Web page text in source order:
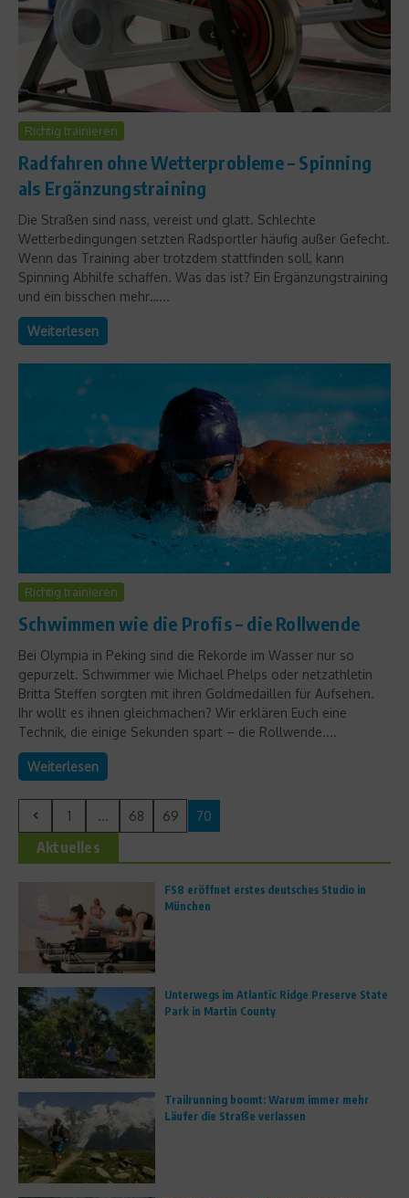
Richtig trainieren
Radfahren ohne Wetterprobleme – Spinning
als Ergänzungstraining
Die Straßen sind nass, vereist und glatt. Schlechte
Wetterbedingungen setzten Radsportler häufig außer Gefecht.
Wenn das Training aber trotzdem stattfinden soll, kann
Spinning Abhilfe schaffen. Was das ist? Ein Ergänzungstraining
und ein bisschen mehr…...
Weiterlesen
Richtig trainieren
Schwimmen wie die Profis – die Rollwende
Bei Olympia in Peking sind die Rekorde im Wasser nur so
gepurzelt. Schwimmer wie Michael Phelps oder netzathletin
Britta Steffen sorgten mit ihren Goldmedaillen für Aufsehen.
Ihr wollt es ihnen gleichmachen? Wir erklären Euch eine
Technik, die einige Sekunden spart – die Rollwende....
Weiterlesen
1 ... 68 69 70
Aktuelles
FS8 eröffnet erstes deutsches Studio in
München
Unterwegs im Atlantic Ridge Preserve State
Park in Martin County
Trailrunning boomt: Warum immer mehr
Läufer die Straße verlassen